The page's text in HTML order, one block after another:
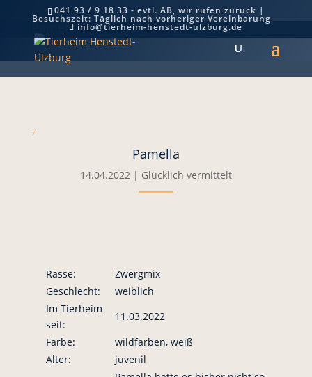
041 93 / 9 18 33 - evtl. AB, wir rufen zurück |
Besuchszeit: Täglich nach vorheriger Vereinbarung
info@tierheim-henstedt-ulzburg.de
Pamella
7
Pamella
14.04.2022| Glücklich vermittelt
Rasse:
Zwergmix
Geschlecht:
weiblich
Im Tierheim
seit:
11.03.2022
Farbe:
wildfarben, weiß
Alter:
juvenil